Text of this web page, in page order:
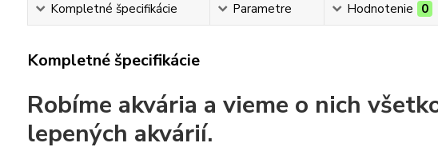
Kompletné špecifikácie Parametre Hodnotenie 0
Kompletné špecifikácie
Robíme akvária a vieme o nich
lepených akvárií.